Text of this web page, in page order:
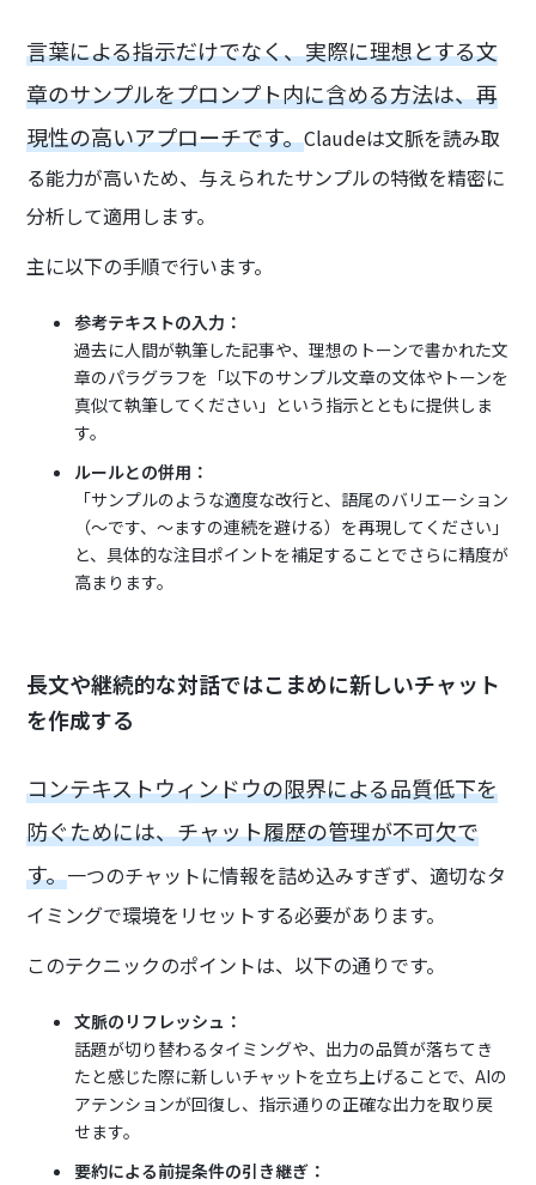
言葉による指示だけでなく、実際に理想とする文
章のサンプルをプロンプト内に含める方法は、再
現性の高いアプローチです。Claudeは文脈を読み取
る能力が高いため、与えられたサンプルの特徴を精密に
分析して適用します。
主に以下の手順で行います。
参考テキストの入力：
過去に人間が執筆した記事や、理想のトーンで書かれた文
章のパラグラフを「以下のサンプル文章の文体やトーンを
真似て執筆してください」という指示とともに提供しま
す。
ルールとの併用：
「サンプルのような適度な改行と、語尾のバリエーション
（〜です、〜ますの連続を避ける）を再現してください」
と、具体的な注目ポイントを補足することでさらに精度が
高まります。
長文や継続的な対話ではこまめに新しいチャット
を作成する
コンテキストウィンドウの限界による品質低下を
防ぐためには、チャット履歴の管理が不可欠で
す。一つのチャットに情報を詰め込みすぎず、適切なタ
イミングで環境をリセットする必要があります。
このテクニックのポイントは、以下の通りです。
文脈のリフレッシュ：
話題が切り替わるタイミングや、出力の品質が落ちてき
たと感じた際に新しいチャットを立ち上げることで、AIの
アテンションが回復し、指示通りの正確な出力を取り戻
せます。
要約による前提条件の引き継ぎ：